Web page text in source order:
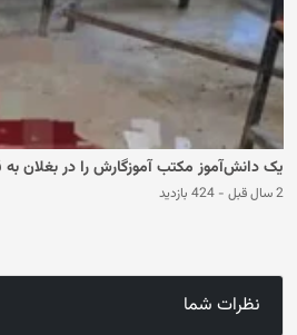
یک دانش‌آموز مکتب آموزگارش را در بغلان به
2 سال قبل - 424 بازدید
نظرات شما